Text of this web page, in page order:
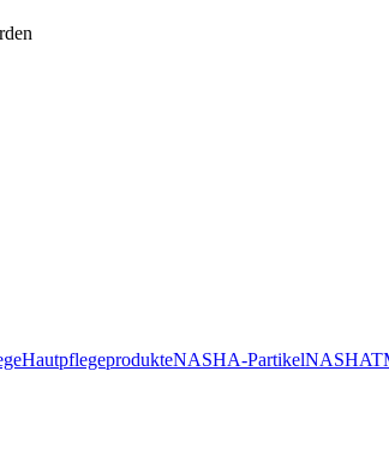
HautpflegeprodukteNASHA-Partikel